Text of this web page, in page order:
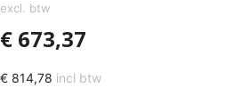
excl. btw
€ 673,37
€ 814,78 incl btw